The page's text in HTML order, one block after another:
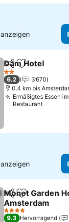
anzeigen
TeilenZu Favoriten
Dam Hotel
2 Sterne
6.2
3’670
0.4 km bis
Ermäßigtes Essen
Restaurant
anzeigen
TeilenZu Favoriten
Monet Garden
Amsterdam
Preise sehen
4 Sterne
9.3 Hervorragend